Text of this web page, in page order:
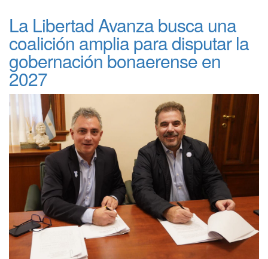
La Libertad Avanza busca una
coalición amplia para disputar la
gobernación bonaerense en
2027